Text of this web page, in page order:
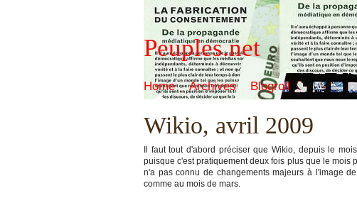
Peuples.net
Home Archives Blogroll
Wikio, avril 2009
Il faut tout d'abord préciser que Wikio, depuis le
puisque c'est pratiquement deux fois plus que le mois
n'a pas connu de changements majeurs à l'image
comme au mois de mars.